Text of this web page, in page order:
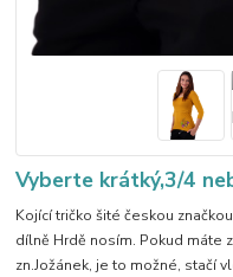
Vyberte krátký,3/4
Kojící tričko šité českou
dílně Hrdě nosím. Pokud máte
zn.Jožánek, je to možné, stačí